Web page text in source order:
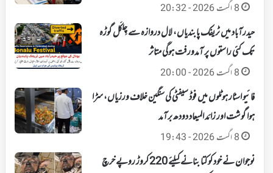
8 اگست 2026 - 20:32
حیدرآباد میں ٹریفک پابندیاں، لال دروازہ سے چِلکَل گوڑہ
تک کئی راستوں پر آمدورفت ہوگی متاثر
8 اگست 2026 - 20:00
فائیو اسٹار ہوٹلوں میں فوڈ سیفٹی کی سنگین خلاف ورزیاں، سڑا
ہوا گوشت اور زائد المیعاد دودھ برآمد
8 اگست 2026 - 19:43
نوجوان نے خود کو کتا بنانے کیلئے 220 کروڑ روپے خرچ